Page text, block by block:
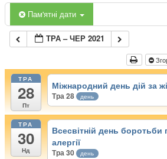
Пам'ятні дати
ТРА – ЧЕР 2021
ТРА
28
Пт
Міжнародний день дій за
Тра 28 день
ТРА
30
Нд
Всесвітній день боротьби
алергії
Тра 30 день